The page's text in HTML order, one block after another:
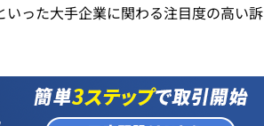
った大手企業に関わる注目度の高い訴